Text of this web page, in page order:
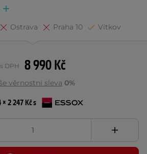
Ostrava Praha 10 Vítkov
8 990 Kč
s DPH
věrnostní sleva 0%
× 2 247 Kč s